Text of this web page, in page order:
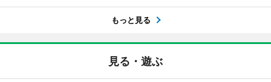
もっと見る
見る・遊ぶ